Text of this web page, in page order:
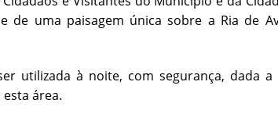
de uma paisagem única sobre a Ria de
utilizada à noite, com segurança, dada
área.